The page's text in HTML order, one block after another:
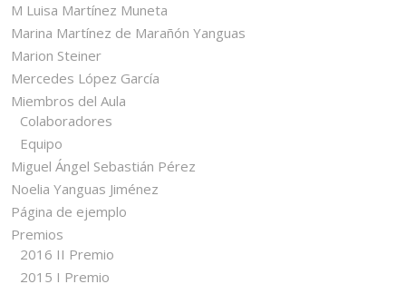
M Luisa Martínez Muneta
Marina Martínez de Marañón Yanguas
Marion Steiner
Mercedes López García
Miembros del Aula
Colaboradores
Equipo
Miguel Ángel Sebastián Pérez
Noelia Yanguas Jiménez
Página de ejemplo
Premios
2016 II Premio
2015 I Premio